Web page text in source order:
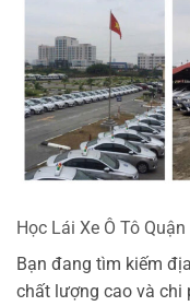
Học Lái Xe Ô Tô Quận
Bạn đang tìm kiếm
chất lượng cao và chi